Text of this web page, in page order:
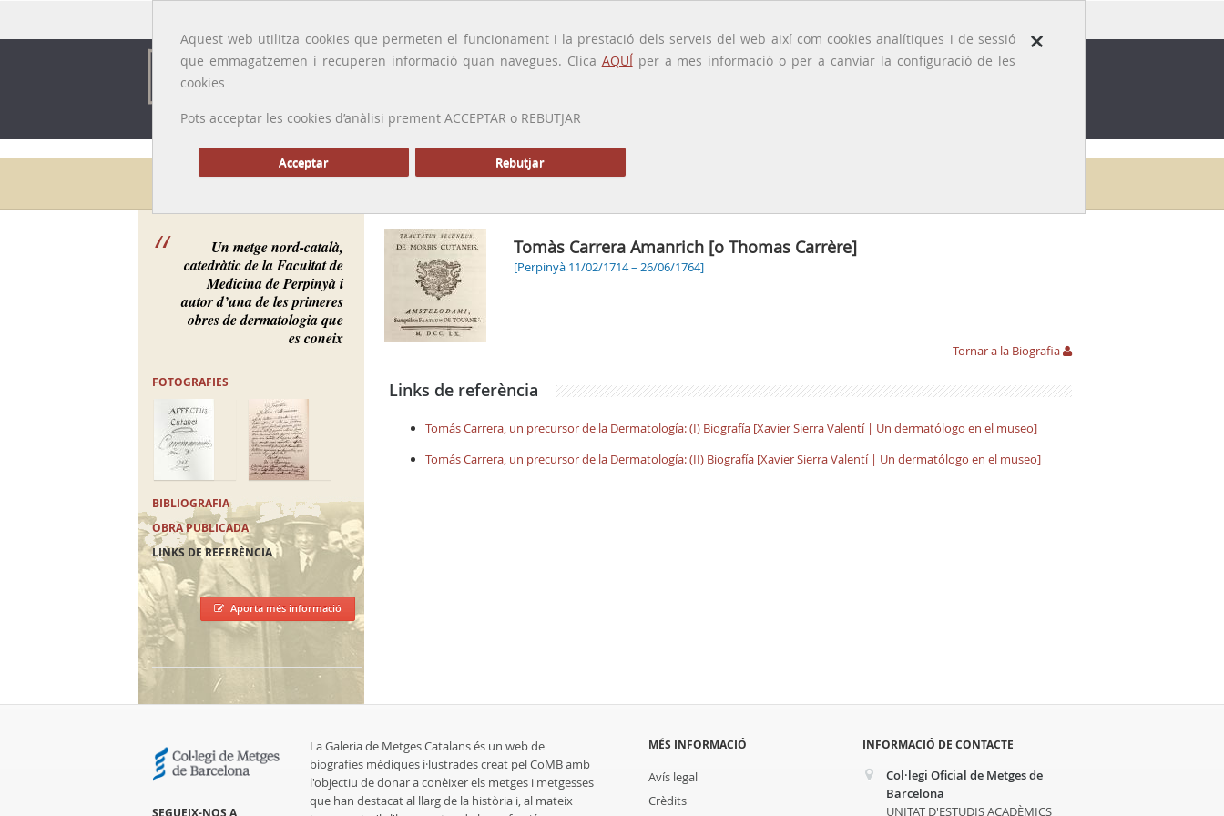
×
Aquest web utilitza cookies que permeten el funcionament i la prestació dels serveis del web així com cookies analítiques i de sessió
que emmagatzemen i recuperen informació quan navegues. Clica AQUÍper a mes informació o per a canviar la configuració de les
cookies
Pots acceptar les cookies d’anàlisi prement ACCEPTAR o REBUTJAR
Acceptar Rebutjar
PRESENTACIÓ GALERIA
Galeria de metges
Un metge nord-català,
catedràtic de la Facultat de
Medicina de Perpinyà i
autor d’una de les primeres
obres de dermatologia que
es coneix
FOTOGRAFIES
BIBLIOGRAFIA
OBRA PUBLICADA
LINKS DE REFERÈNCIA
Aporta més informació
Tomàs Carrera Amanrich [o Thomas Carrère]
[Perpinyà 11/02/1714 – 26/06/1764]
Tornar a la Biografia
Links de referència
Tomás Carrera, un precursor de la Dermatología: (I) Biografía [Xavier Sierra Valentí | Un dermatólogo en el museo]
Tomás Carrera, un precursor de la Dermatología: (II) Biografía [Xavier Sierra Valentí | Un dermatólogo en el museo]
SEGUEIX-NOS A
La Galeria de Metges Catalans és un web de
biografies mèdiques i·lustrades creat pel CoMB amb
l'objectiu de donar a conèixer els metges i metgesses
que han destacat al llarg de la història i, al mateix
MÉS INFORMACIÓ
Avís legal
Crèdits
INFORMACIÓ DE CONTACTE
Col·legi Oficial de Metges de
Barcelona
UNITAT D'ESTUDIS ACADÈMICS